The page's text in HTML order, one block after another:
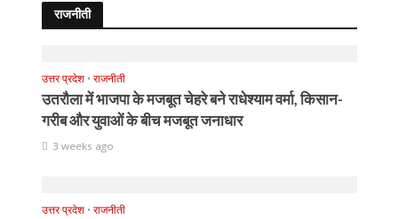
राजनीती
उत्तर प्रदेश • राजनीती
उतरौला में भाजपा के मजबूत चेहरे बने राधेश्याम वर्मा, किसान-
गरीब और युवाओं के बीच मजबूत जनाधार
3 weeks ago
उत्तर प्रदेश • राजनीती